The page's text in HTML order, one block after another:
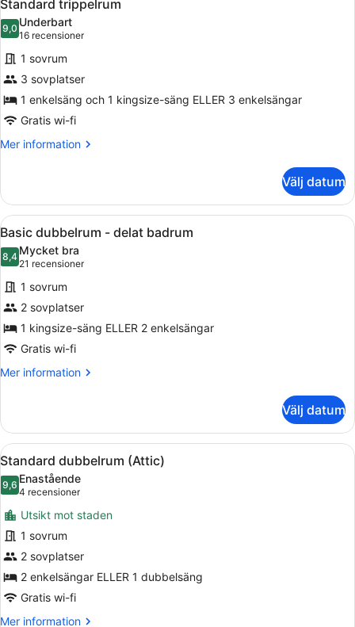
alla
foton
för
Standard
trippelrum
Standard trippelrum
9,09,0 av 10
Underbart
16 recensioner
(16 recensioner)
1 sovrum
3 sovplatser
1 enkelsäng och 1 kingsize-säng ELLER 3 enkelsängar
Gratis wi-fi
Mer information
Mer
trippelrum
Välj datum
Öppna
alla
foton
för
Basic
dubbelrum
-
delat
badrum
Ett hotellrum med en stor säng,
11
Basic dubbelrum - delat badrum
8,48,4 av 10
Mycket bra
21 recensioner
(21 recensioner)
1 sovrum
2 sovplatser
1 kingsize-säng ELLER 2 enkelsängar
Gratis wi-fi
Mer information
Mer
dubbelrum
delat
badrum
Välj datum
Öppna
alla
foton
för
Standard
dubbelrum
(Attic)
Ett sovrum med ett sluttande
13
Standard dubbelrum (Attic)
9,69,6 av 10
Enastående
4 recensioner
(4 recensioner)
Utsikt mot staden
1 sovrum
2 sovplatser
2 enkelsängar ELLER 1 dubbelsäng
Gratis wi-fi
Mer information
Mer